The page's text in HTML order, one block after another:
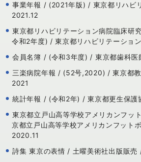
事業年報 / (2021年版) / 東京都リハビ
2021.12
東京都リハビリテーション病院臨床研
令和2年度) / 東京都リハビリテーショ
会員名簿 / (令和3年度) / 東京都歯科医
三楽病院年報 / (52号,2020) / 東京都
2021
統計年報 / (令和2年) / 東京都更生保護
東京都立戸山高等学校アメリカンフッ
京都立戸山高等学校アメリカンフット
2020.11
詩集 東京の表情 / 土曜美術社出版販売